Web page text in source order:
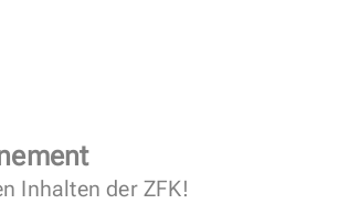
Inhalten der ZFK!